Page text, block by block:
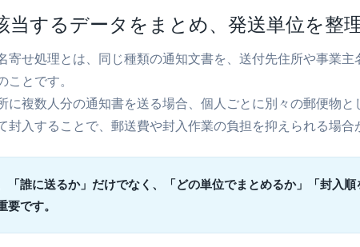
当するデータをまとめ、発送単位を整
寄せ処理とは、同じ種類の通知文書を、送付先住所や事業
ことです。
に複数人分の通知書を送る場合、個人ごとに別々の郵便物
封入することで、郵送費や封入作業の負担を抑えられる場合
「誰に送るか」だけでなく、「どの単位でまとめるか」「封入
要です。